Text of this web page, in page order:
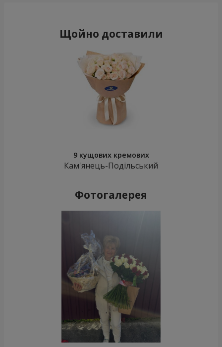
Щойно доставили
9 кущових кремових
Кам'янець-Подільський
Фотогалерея